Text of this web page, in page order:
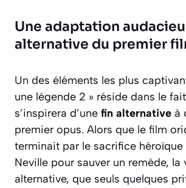
Une adaptation
alternative du premier
Un des éléments les plus
une légende 2 » réside dans le
s’inspirera d’une fin alternative à
premier opus. Alors que le film
terminait par le sacrifice héroïque
Neville pour sauver un remède, la
alternative, que seuls quelques